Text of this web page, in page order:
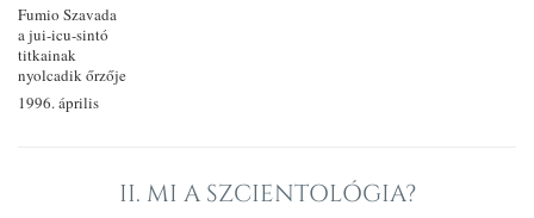
Fumio Szavada
a jui-icu-sintó
titkainak
nyolcadik őrzője
1996. április
II. MI A SZCIENTOLÓGIA?